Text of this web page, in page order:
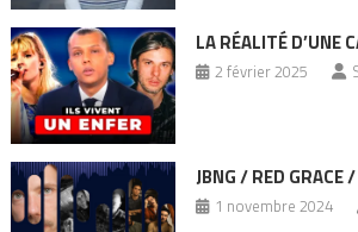
LA RÉALITÉ D’UNE
2 février 2025
JBNG / RED GRACE
1 novembre 2024